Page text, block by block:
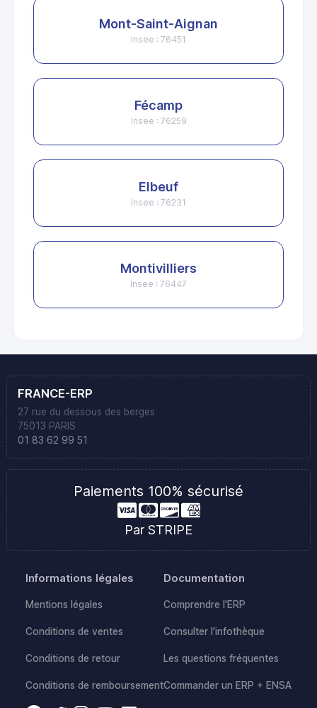
Mont-Saint-Aignan
Insee : 76451
Fécamp
Insee : 76259
Elbeuf
Insee : 76231
Montivilliers
Insee : 76447
FRANCE-ERP
27 rue du dessous des berges
75013 PARIS
01 83 62 99 51
Paiements 100% sécurisé
Par STRIPE
Informations légales
Mentions légales
Conditions de ventes
Conditions de retour
Conditions de remboursement
Documentation
Comprendre l'ERP
Consulter l'infothèque
Les questions fréquentes
Commander un ERP + ENSA